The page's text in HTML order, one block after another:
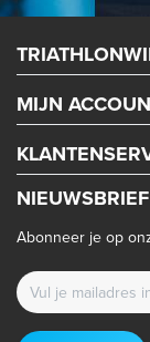
MIJN
NIEUWSBRIEF
Abonneer je op